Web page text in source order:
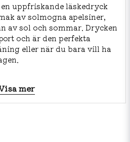
uppfriskande läskedryck
av solmogna apelsiner,
av sol och sommar. Drycken
och är den perfekta
eller när du bara vill ha
druvsocker (2 %), apelsinjuice
stabilisatorer
färgämne
mer